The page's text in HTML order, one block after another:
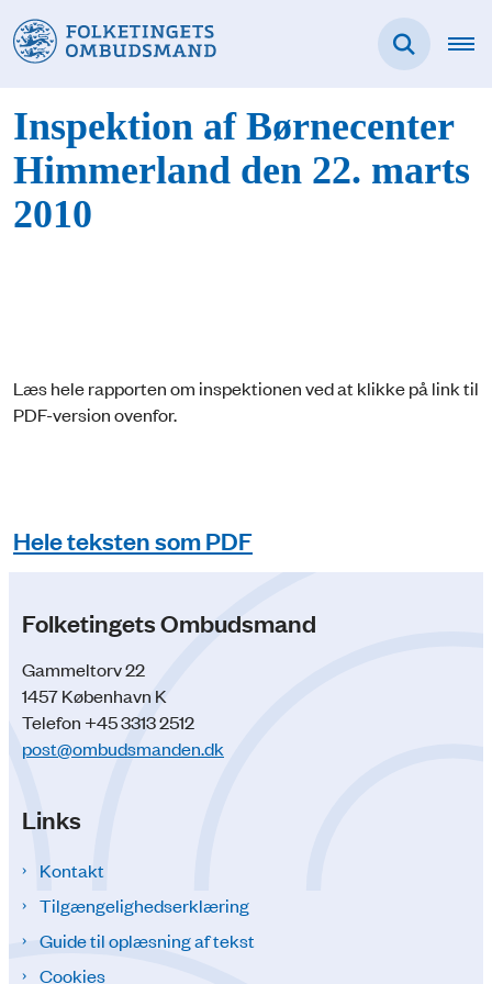
Inspektion af Børnecenter
Himmerland den 22. marts
2010
Læs hele rapporten om inspektionen ved at klikke på link til
PDF-version ovenfor.
Hele teksten som PDF
Folketingets Ombudsmand
Gammeltorv 22
1457 København K
Telefon +45 3313 2512
post@ombudsmanden.dk
Links
Kontakt
Tilgængelighedserklæring
Guide til oplæsning af tekst
Cookies